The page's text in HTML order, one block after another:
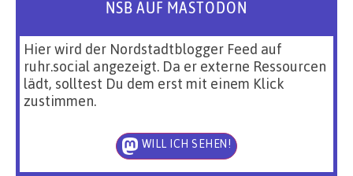
NSB AUF MASTODON
Hier wird der Nordstadtblogger Feed auf
ruhr.social angezeigt. Da er externe Ressourcen
lädt, solltest Du dem erst mit einem Klick
zustimmen.
WILL ICH SEHEN!